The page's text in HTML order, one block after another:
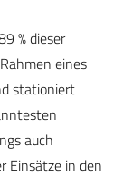
% dieser
eines
stationiert
auch
Einsätze in den